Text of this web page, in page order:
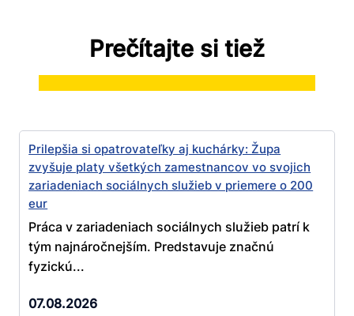
Prečítajte si tiež
Prilepšia si opatrovateľky aj kuchárky: Župa
zvyšuje platy všetkých zamestnancov vo svojich
zariadeniach sociálnych služieb v priemere o 200
eur
Práca v zariadeniach sociálnych služieb patrí k
tým najnáročnejším. Predstavuje značnú
fyzickú...
07.08.2026